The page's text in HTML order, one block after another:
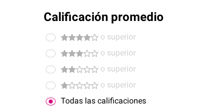
Calificación promedio
o superior
o superior
o superior
o superior
Todas las calificaciones